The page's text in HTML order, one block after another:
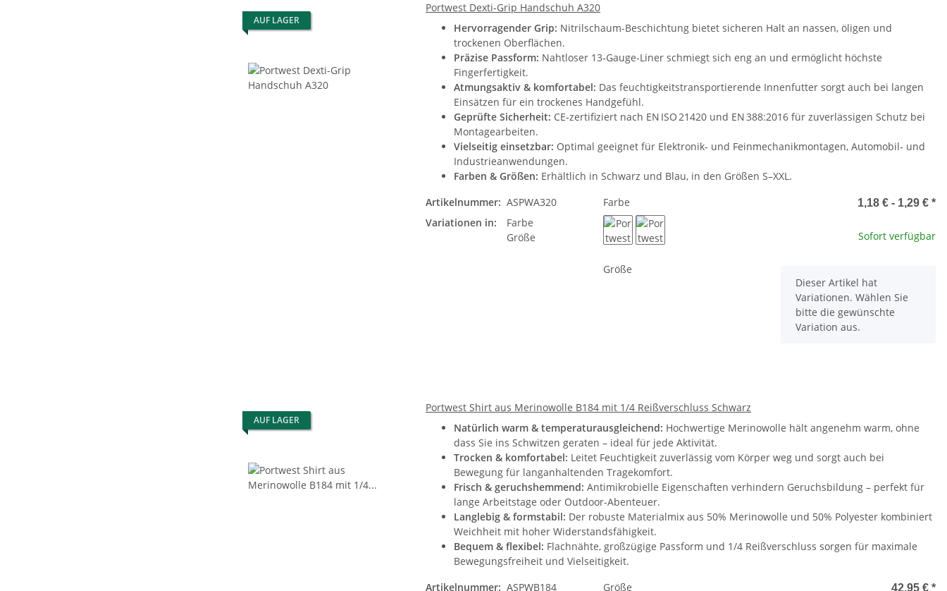
AUF LAGER
Portwest Dexti-Grip Handschuh A320
Hervorragender Grip: Nitrilschaum-Beschichtung bietet sicheren Halt an nassen, öligen und
trockenen Oberflächen.
Präzise Passform: Nahtloser 13‑Gauge‑Liner schmiegt sich eng an und ermöglicht höchste
Fingerfertigkeit.
Atmungsaktiv & komfortabel: Das feuchtigkeitstransportierende Innenfutter sorgt auch bei langen
Einsätzen für ein trockenes Handgefühl.
Geprüfte Sicherheit: CE‑zertifiziert nach EN ISO 21420 und EN 388:2016 für zuverlässigen Schutz bei
Montagearbeiten.
Vielseitig einsetzbar: Optimal geeignet für Elektronik‑ und Feinmechanikmontagen, Automobil‑ und
Industrieanwendungen.
Farben & Größen: Erhältlich in Schwarz und Blau, in den Größen S–XXL.
Artikelnummer: ASPWA320
Variationen in:
Farbe
Größe
Farbe
Größe
1,18 € - 1,29 € *
Sofort verfügbar
x
Dieser Artikel hat
Variationen. Wählen Sie
bitte die gewünschte
Variation aus.
AUF LAGER
Portwest Shirt aus Merinowolle B184 mit 1/4 Reißverschluss Schwarz
Natürlich warm & temperaturausgleichend: Hochwertige Merinowolle hält angenehm warm, ohne
dass Sie ins Schwitzen geraten – ideal für jede Aktivität.
Trocken & komfortabel: Leitet Feuchtigkeit zuverlässig vom Körper weg und sorgt auch bei
Bewegung für langanhaltenden Tragekomfort.
Frisch & geruchshemmend: Antimikrobielle Eigenschaften verhindern Geruchsbildung – perfekt für
lange Arbeitstage oder Outdoor-Abenteuer.
Langlebig & formstabil: Der robuste Materialmix aus 50% Merinowolle und 50% Polyester kombiniert
Weichheit mit hoher Widerstandsfähigkeit.
Bequem & flexibel: Flachnähte, großzügige Passform und 1/4 Reißverschluss sorgen für maximale
Bewegungsfreiheit und Vielseitigkeit.
Artikelnummer: ASPWB184
Größe 42,95 € *